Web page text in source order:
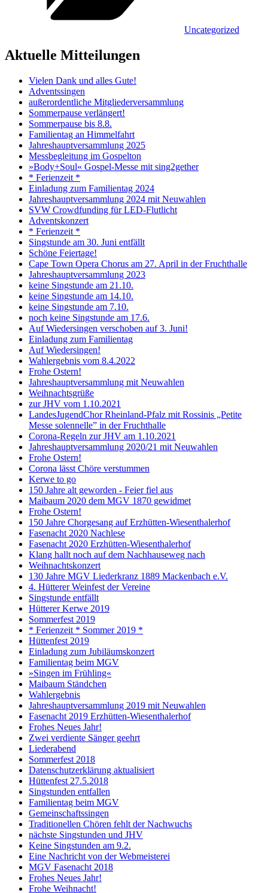
Uncategorized
Aktuelle Mitteilungen
Vielen Dank und alles Gute!
Adventssingen
außerordentliche Mitgliederversammlung
Sommerpause verlängert!
Sommerpause bis 8.8.
Familientag an Himmelfahrt
Jahreshauptversammlung 2025
Messbegleitung im Gospelton
»Body+Soul« Gospel-Messe mit sing2gether
* Ferienzeit *
Einladung zum Familientag 2024
Jahreshauptversammlung 2024 mit Neuwahlen
SVW Crowdfunding für LED-Flutlicht
Adventskonzert
* Ferienzeit *
Singstunde am 30. Juni entfällt
Schöne Feiertage!
Cape Town Opera Chorus am 27. April in der Fruchthalle
Jahreshauptversammlung 2023
keine Singstunde am 21.10.
keine Singstunde am 14.10.
keine Singstunde am 7.10.
noch keine Singstunde am 17.6.
Auf Wiedersingen verschoben auf 3. Juni!
Einladung zum Familientag
Auf Wiedersingen!
Wahlergebnis vom 8.4.2022
Frohe Ostern!
Jahreshauptversammlung mit Neuwahlen
Weihnachtsgrüße
zur JHV vom 1.10.2021
LandesJugendChor Rheinland-Pfalz mit Rossinis „Petite
Messe solennelle” in der Frucht­halle
Corona-Regeln zur JHV am 1.10.2021
Jahreshauptversammlung 2020/21 mit Neuwahlen
Frohe Ostern!
Corona lässt Chöre verstummen
Kerwe to go
150 Jahre alt geworden - Feier fiel aus
Maibaum 2020 dem MGV 1870 gewidmet
Frohe Ostern!
150 Jahre Chorgesang auf Erzhütten-Wiesenthalerhof
Fasenacht 2020 Nachlese
Fasenacht 2020 Erzhütten-Wiesenthalerhof
Klang hallt noch auf dem Nachhauseweg nach
Weihnachtskonzert
130 Jahre MGV Liederkranz 1889 Mackenbach e.V.
4. Hütterer Weinfest der Vereine
Singstunde entfällt
Hütterer Kerwe 2019
Sommerfest 2019
* Ferienzeit * Sommer 2019 *
Hüttenfest 2019
Einladung zum Jubiläumskonzert
Familientag beim MGV
»Singen im Frühling«
Maibaum Ständchen
Wahlergebnis
Jahreshauptversammlung 2019 mit Neuwahlen
Fasenacht 2019 Erzhütten-Wiesenthalerhof
Frohes Neues Jahr!
Zwei verdiente Sänger geehrt
Liederabend
Sommerfest 2018
Datenschutzerklärung aktualisiert
Hüttenfest 27.5.2018
Singstunden entfallen
Familientag beim MGV
Gemeinschaftssingen
Traditionellen Chören fehlt der Nachwuchs
nächste Singstunden und JHV
Keine Singstunden am 9.2.
Eine Nachricht von der Webmeisterei
MGV Fasenacht 2018
Frohes Neues Jahr!
Frohe Weihnacht!